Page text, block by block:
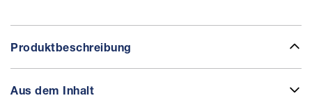
Produktbeschreibung
Aus dem Inhalt